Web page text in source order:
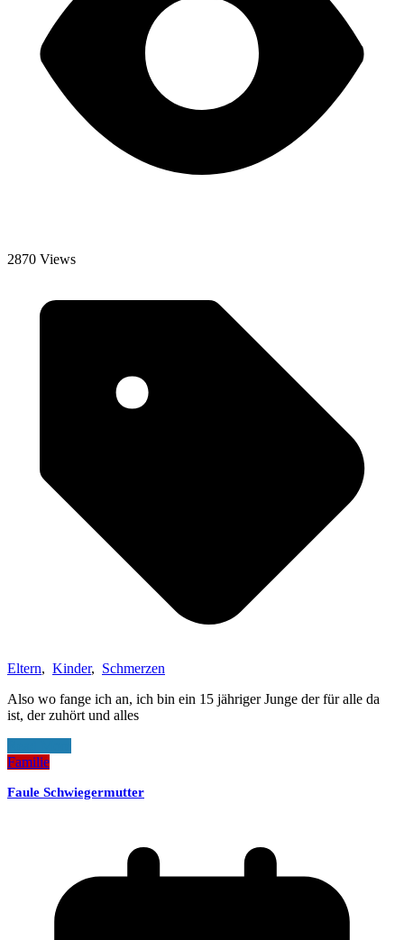
2870 Views
Eltern, Kinder, Schmerzen
Also wo fange ich an, ich bin ein 15 jähriger Junge der für alle da
ist, der zuhört und alles
Familie
Faule Schwiegermutter